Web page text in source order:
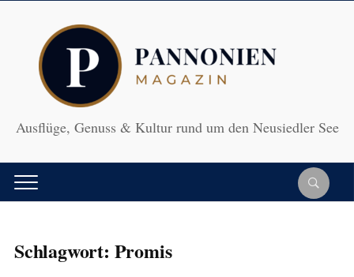
Ausflüge, Genuss & Kultur rund um den Neusiedler See
Schlagwort: Promis